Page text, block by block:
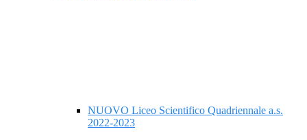
NUOVO Liceo Scientifico Quadriennale a.s.
2022-2023